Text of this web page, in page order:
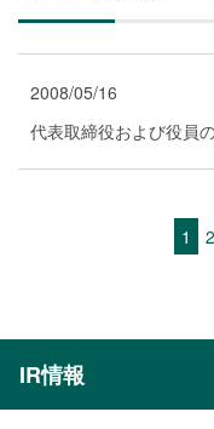
2008/05/16
代表取締役および役員
1 2
IR情報